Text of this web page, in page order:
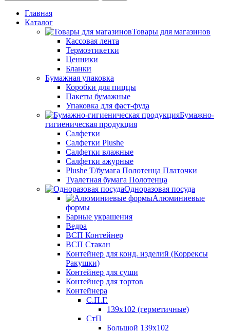
Главная
Каталог
Товары для магазинов
Кассовая лента
Термоэтикетки
Ценники
Бланки
Бумажная упаковка
Коробки для пиццы
Пакеты бумажные
Упаковка для фаст-фуда
Бумажно-
гигиеническая продукция
Салфетки
Салфетки Plushe
Салфетки влажные
Салфетки ажурные
Plushe Т/бумага Полотенца Платочки
Туалетная бумага Полотенца
Одноразовая посуда
Алюминиевые
формы
Барные украшения
Ведра
ВСП Контейнер
ВСП Стакан
Контейнер для конд. изделий (Коррексы
Ракушки)
Контейнер для суши
Контейнер для тортов
Контейнера
С.П.Г.
139х102 (герметичные)
СтП
Большой 139х102